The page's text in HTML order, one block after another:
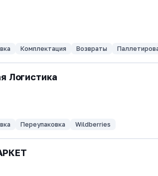
Комплектация Возвраты
Логистика
Переупаковка Wildberries